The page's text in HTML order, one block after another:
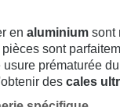
en aluminium sont
sont
usure prématurée du
des cales